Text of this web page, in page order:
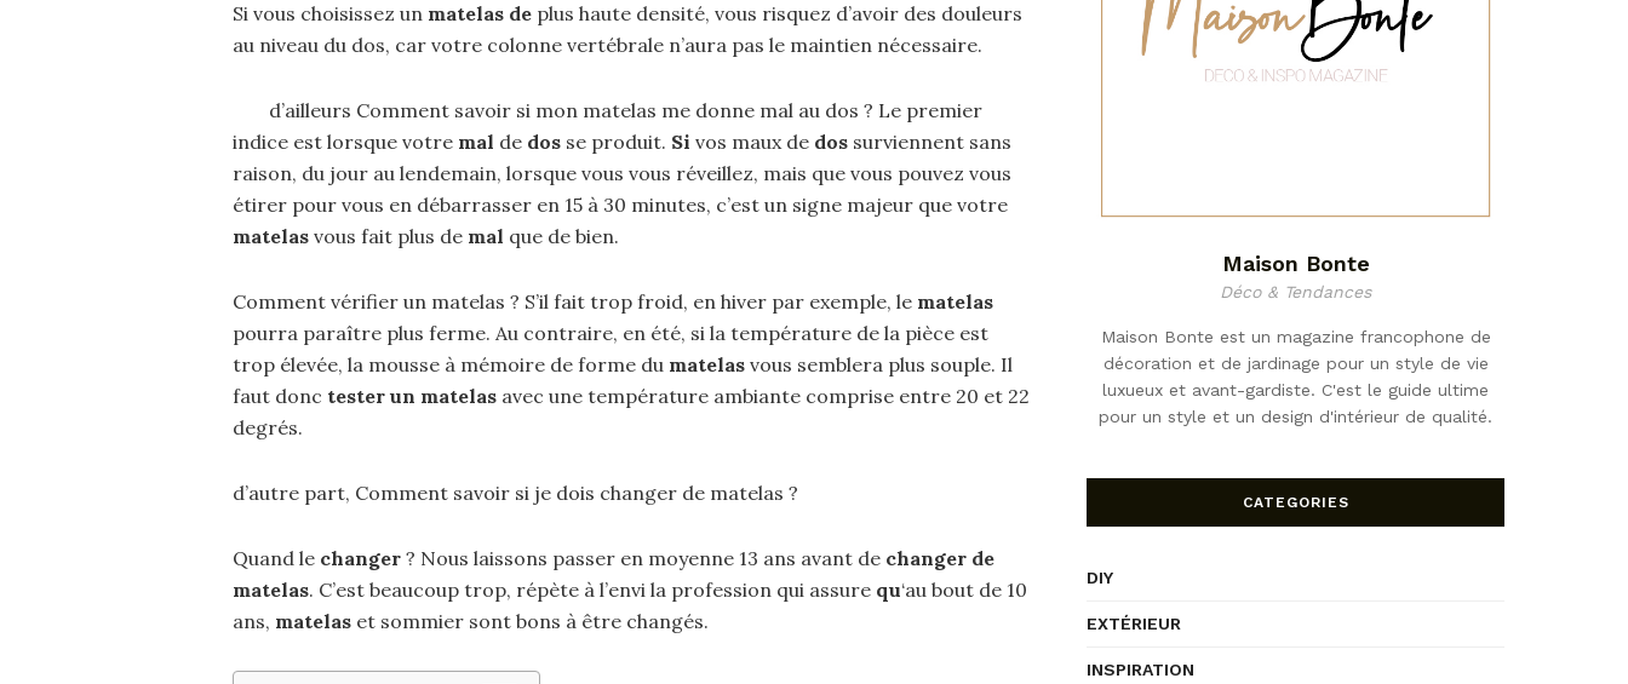
Si vous choisissez un matelas de plus haute densité, vous risquez d’avoir des douleurs
au niveau du dos, car votre colonne vertébrale n’aura pas le maintien nécessaire.
d’ailleurs Comment savoir si mon matelas me donne mal au dos ? Le premier
indice est lorsque votre mal de dos se produit. Si vos maux de dos surviennent sans
raison, du jour au lendemain, lorsque vous vous réveillez, mais que vous pouvez vous
étirer pour vous en débarrasser en 15 à 30 minutes, c’est un signe majeur que votre
matelas vous fait plus de mal que de bien.
Comment vérifier un matelas ? S’il fait trop froid, en hiver par exemple, le matelas
pourra paraître plus ferme. Au contraire, en été, si la température de la pièce est
trop élevée, la mousse à mémoire de forme du matelas vous semblera plus souple. Il
faut donc tester un matelas avec une température ambiante comprise entre 20 et 22
degrés.
d’autre part, Comment savoir si je dois changer de matelas ?
Quand le changer ? Nous laissons passer en moyenne 13 ans avant de changer de
matelas. C’est beaucoup trop, répète à l’envi la profession qui assure qu‘au bout de 10
ans, matelas et sommier sont bons à être changés.
Maison Bonte
Déco & Tendances
Maison Bonte est un magazine francophone de
décoration et de jardinage pour un style de vie
luxueux et avant-gardiste. C'est le guide ultime
pour un style et un design d'intérieur de qualité.
CATEGORIES
DIY
EXTÉRIEUR
INSPIRATION